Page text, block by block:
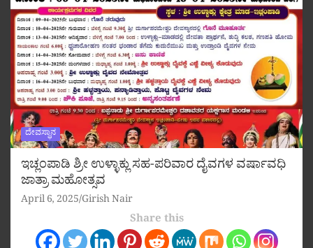
ದೇವಸ್ಥಾನ
ಇಚ್ಲಂಪಾಡಿ ಶ್ರೀ ಉಳ್ಳಾಕ್ಲು ಸಹ-ಪರಿವಾರ ದೈವಗಳ ವರ್ಷಾವಧಿ
ಜಾತ್ರಾ ಮಹೋತ್ಸವ
April 6, 2025 Girish Nair
Share this